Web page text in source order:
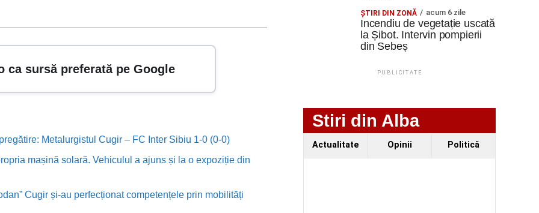
ca sursă preferată pe Google
Metalurgistul Cugir – FC Inter Sibiu 1-0 (0-0)
mașină solară. Vehiculul a ajuns și la o expoziție din
Cugir și-au perfecționat competențele prin mobilități
ŞTIRI DIN ZONĂ acum 6 zile
Incendiu de vegetație uscată
la Șibot. Intervin pompierii
din Sebeș
PUBLICITATE
Stiri din Alba
Actualitate Opinii Politică